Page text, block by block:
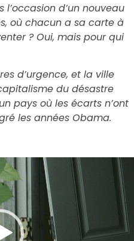
d’un nouveau
où chacun a sa carte à
? Oui, mais pour qui
d’urgence, et la ville
du désastre
pays où les écarts n’ont
les années Obama.